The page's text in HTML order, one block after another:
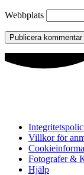
Webbplats
Villkor för
Fotografer &
Hjälp